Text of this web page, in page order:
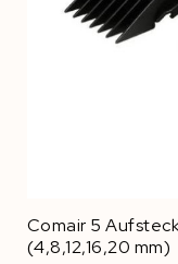
Comair 5
(4,8,12,16,20 mm)